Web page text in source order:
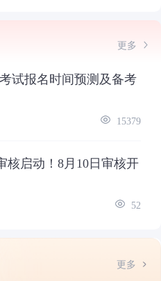
更多
试报名时间预测及备考
15379
核启动！8月10日审核开
52
更多